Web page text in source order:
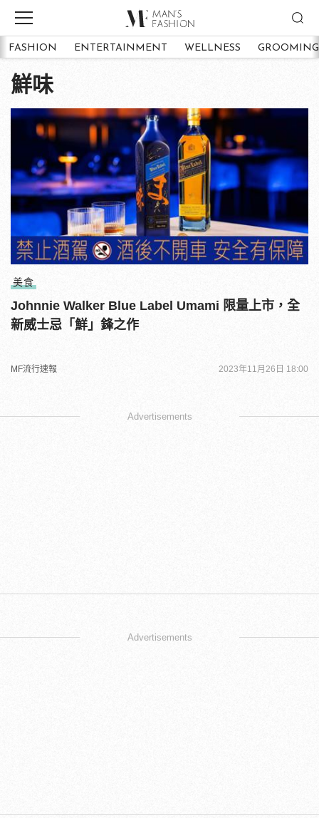
FASHION ENTERTAINMENT WELLNESS GROOMING
鮮味
美食
Johnnie Walker Blue Label Umami 限量上市，全
新威士忌「鮮」鋒之作
MF流行速報 2023年11月26日 18:00
Advertisements
Advertisements